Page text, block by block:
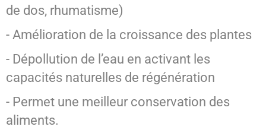
de dos, rhumatisme)
- Amélioration de la croissance des plantes
- Dépollution de l’eau en activant les
capacités naturelles de régénération
- Permet une meilleur conservation des
aliments.